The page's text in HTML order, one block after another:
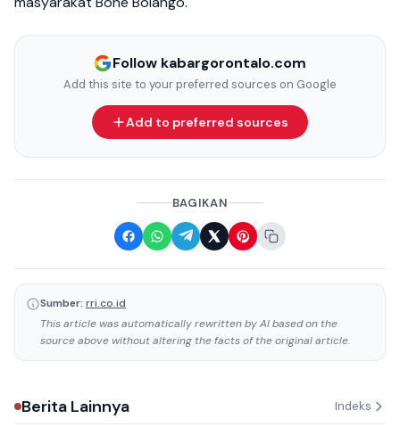
Follow kabargorontalo.com
Add this site to your preferred sources on Google
Add to preferred sources
BAGIKAN
Sumber: rri.co.id
This article was automatically rewritten by AI based on the
source above without altering the facts of the original article.
Berita Lainnya Indeks